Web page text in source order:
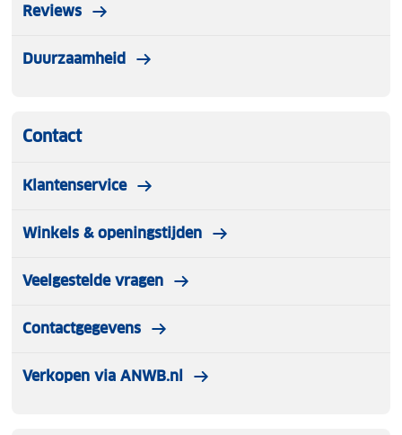
Reviews
Duurzaamheid
Contact
Klantenservice
Winkels & openingstijden
Veelgestelde vragen
Contactgegevens
Verkopen via ANWB.nl